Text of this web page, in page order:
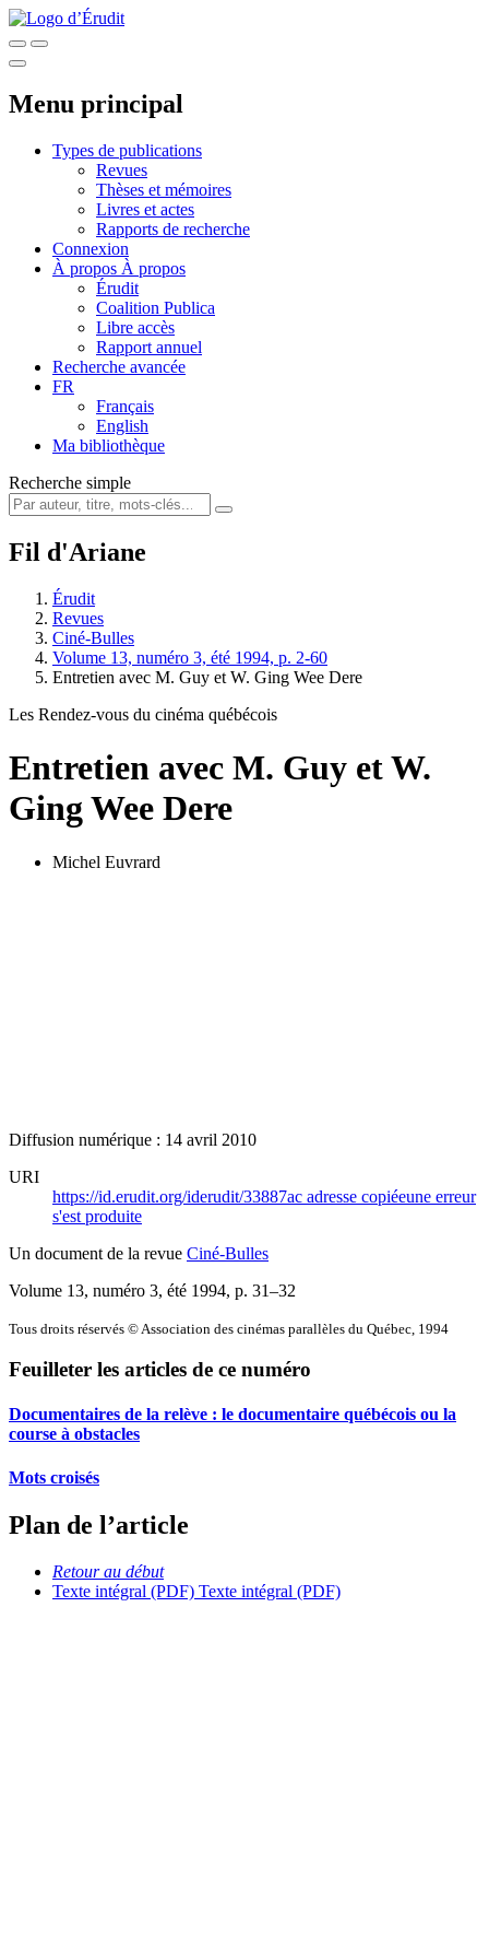
Menu principal
Types de publications
Revues
Thèses et mémoires
Livres et actes
Rapports de recherche
Connexion
À propos À propos
Érudit
Coalition Publica
Libre accès
Rapport annuel
Recherche avancée
FR
Français
English
Ma bibliothèque
Recherche simple
Fil d'Ariane
Érudit
Revues
Ciné-Bulles
Volume 13, numéro 3, été 1994, p. 2-60
Entretien avec M. Guy et W. Ging Wee Dere
Les Rendez-vous du cinéma québécois
Entretien avec M. Guy et W.
Ging Wee Dere
Michel Euvrard
Diffusion numérique : 14 avril 2010
URI
https://id.erudit.org/iderudit/33887ac adresse copiéeune erreur
s'est produite
Un document de la revue Ciné-Bulles
Volume 13, numéro 3, été 1994, p. 31–32
Tous droits réservés © Association des cinémas parallèles du Québec, 1994
Feuilleter les articles de ce numéro
Documentaires de la relève : le documentaire québécois ou la
course à obstacles
Mots croisés
Plan de l’article
Retour au début
Texte intégral (PDF) Texte intégral (PDF)